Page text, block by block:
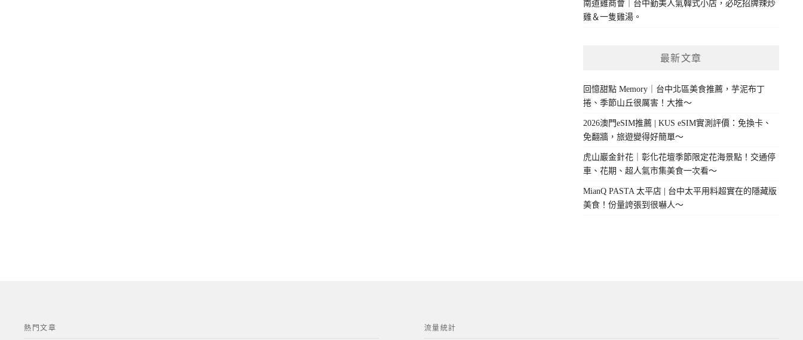
南道雞商會｜台中勤美人氣韓式小店，必吃招牌辣炒
雞＆一隻雞湯。
最新文章
回憶甜點 Memory｜台中北區美食推薦，芋泥布丁
捲、季節山丘很厲害！大推～
2026澳門eSIM推薦 | KUS eSIM實測評價：免換卡、
免翻牆，旅遊變得好簡單～
虎山巖金針花｜彰化花壇季節限定花海景點！交通停
車、花期、超人氣市集美食一次看～
MianQ PASTA 太平店 | 台中太平用料超實在的隱藏版
美食！份量誇張到很嚇人～
熱門文章 流量統計